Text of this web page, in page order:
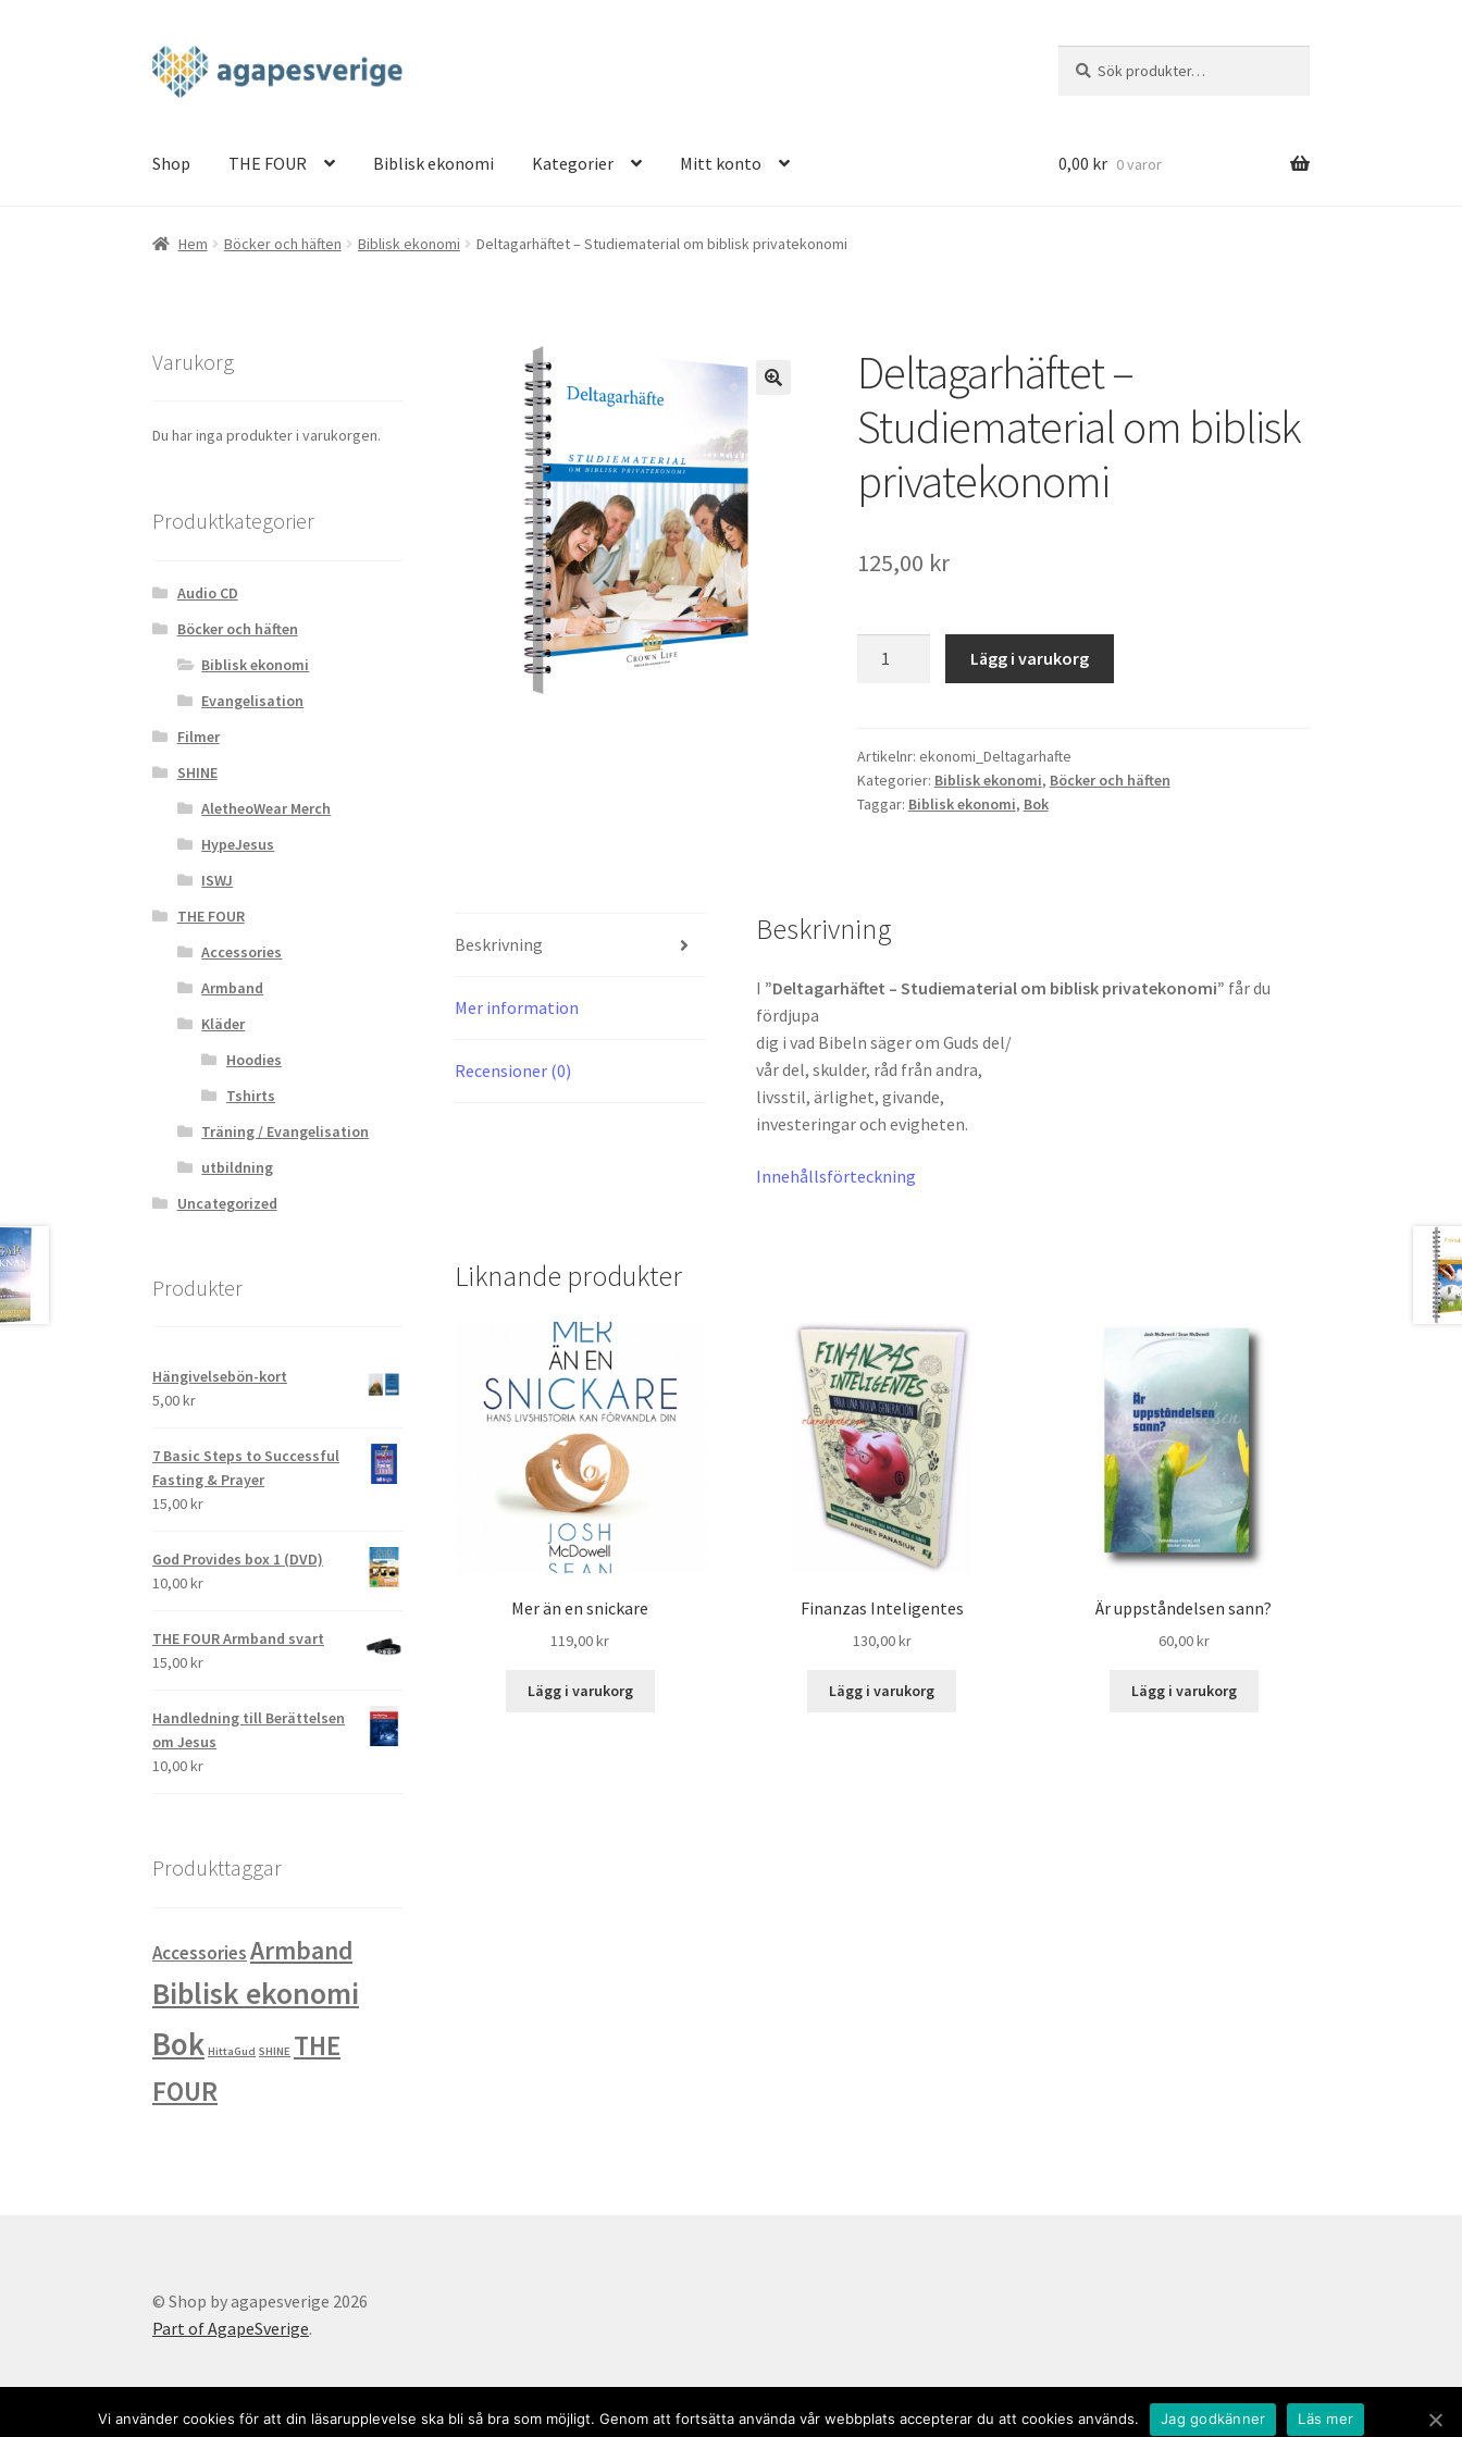
Hoppa
till
Hoppa
till
efter:
Shop THE FOUR Biblisk ekonomi Kategorier Mitt konto
Hem BlogCart Checkout My account Shop THE FOUR
0,00 kr 0 varor
Hem Böcker och häften Biblisk ekonomi Deltagarhäftet – Studiematerial om biblisk privatekonomi
Deltagarhäftet –
Studiematerial om biblisk
privatekonomi
125,00 kr
biblisk
privatekonomi
mängd
Lägg i varukorg
Artikelnr: ekonomi_Deltagarhafte
Kategorier: Biblisk ekonomi, Böcker och häften
Taggar: Biblisk ekonomi, Bok
Beskrivning
Mer information
Recensioner (0)
Beskrivning
I ”Deltagarhäftet – Studiematerial om biblisk privatekonomi” får du
fördjupa
dig i vad Bibeln säger om Guds del/
vår del, skulder, råd från andra,
livsstil, ärlighet, givande,
investeringar och evigheten.
Innehållsförteckning
Liknande produkter
Mer än en snickare
119,00kr
Lägg i varukorg
Finanzas Inteligentes
130,00kr
Lägg i varukorg
Är uppståndelsen sann?
60,00kr
Lägg i varukorg
Varukorg
Du har inga produkter i varukorgen.
Produktkategorier
Audio CD
Böcker och häften
Biblisk ekonomi
Evangelisation
Filmer
SHINE
AletheoWear Merch
HypeJesus
ISWJ
THE FOUR
Accessories
Armband
Kläder
Hoodies
Tshirts
Träning / Evangelisation
utbildning
Uncategorized
Produkter
Hängivelsebön-kort
5,00kr
7 Basic Steps to Successful
Fasting & Prayer
15,00kr
God Provides box 1 (DVD)
10,00kr
THE FOUR Armband svart
15,00kr
Handledning till Berättelsen
om Jesus
10,00kr
Produkttaggar
AccessoriesArmband
Biblisk ekonomi
Bok HittaGud SHINE THE
FOUR
© Shop by agapesverige 2026
Part of AgapeSverige.
Vi använder cookies för att din läsarupplevelse ska bli så bra som möjligt. Genom att fortsätta använda vår webbplats accepterar du att cookies används. Jag godkänner Läs mer